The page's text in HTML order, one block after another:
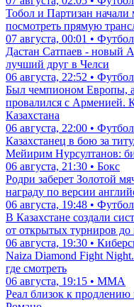
Тобол и Партизан
посмотреть прямую
07 августа, 00:01 • Футбол
Дастан Сатпаев - новый
лучший друг в Челси
06 августа, 22:52 • Футбол
Был чемпионом Европы,
провалился с Арменией.
Казахстана
06 августа, 22:00 • Футбол
Казахстанец в бою за
Мейирим Нурсултанов:
06 августа, 21:30 • Бокс
Родри заберет Золотой
награду по версии
06 августа, 19:48 • Футбол
В Казахстане создали
от открытых турниров
06 августа, 19:30 •
Naiza Diamond Fight
где смотреть
06 августа, 19:15 • ММА
Реал близок к